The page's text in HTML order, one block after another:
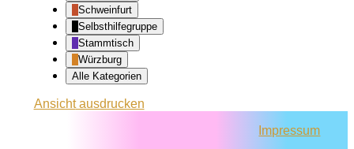
Schweinfurt
Selbsthilfegruppe
Stammtisch
Würzburg
Alle Kategorien
Ansichtausdrucken
Impressum